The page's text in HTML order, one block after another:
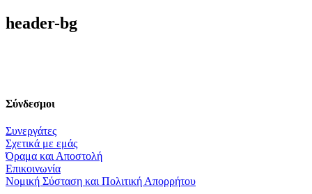
header-bg
Σύνδεσμοι
Συνεργάτες
Σχετικά με εμάς
Όραμα και Αποστολή
Επικοινωνία
Nομική Σύσταση και Πολιτική Απορρήτου